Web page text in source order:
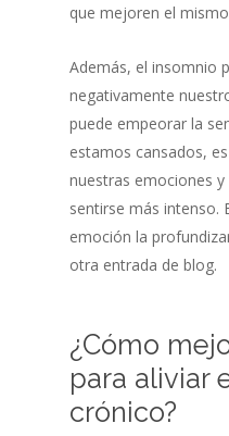
que mejoren el
Además, el insomnio
negativamente
puede empeorar la
estamos cansados,
nuestras emociones
sentirse más intenso.
emoción la
otra entrada de blog.
¿Cómo
para aliviar
crónico?